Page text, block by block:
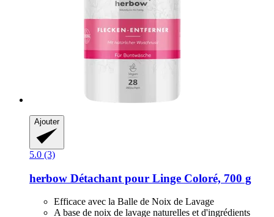
Ajouter
5.0 (3)
herbow Détachant pour Linge Coloré, 700 g
Efficace avec la Balle de Noix de Lavage
A base de noix de lavage naturelles et d'ingrédients